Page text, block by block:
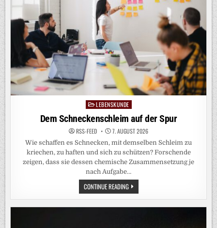
Posted
in
LEBENSKUNDE
Dem Schneckenschleim auf der Spur
RSS-FEED 7. AUGUST 2026
Wie schaffen es Schnecken, mit demselben Schleim zu
kriechen, zu haften und sich zu schützen? Forschende
zeigen, dass sie dessen chemische Zusammensetzung je
nach Aufgabe…
CONTINUE READINGDEM
SCHNECKENSCHLEIM
AUF
DER